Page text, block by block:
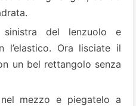
del lenzuolo e
l’elastico. Ora lisciate il
un bel rettangolo senza
mezzo e piegatelo a